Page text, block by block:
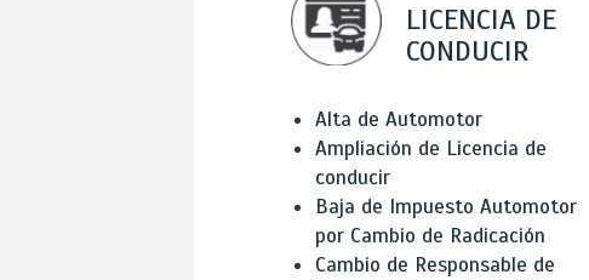
LICENCIA DE
CONDUCIR
Alta de Automotor
Ampliación de Licencia de
conducir
Baja de Impuesto Automotor
por Cambio de Radicación
Cambio de Responsable de